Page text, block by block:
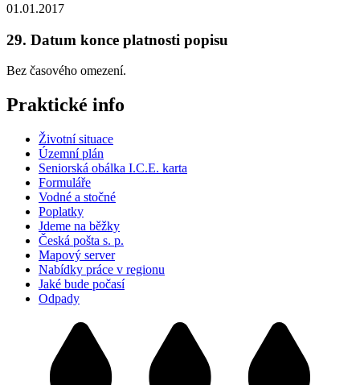
01.01.2017
29. Datum konce platnosti popisu
Bez časového omezení.
Praktické info
Životní situace
Územní plán
Seniorská obálka I.C.E. karta
Formuláře
Vodné a stočné
Poplatky
Jdeme na běžky
Česká pošta s. p.
Mapový server
Nabídky práce v regionu
Jaké bude počasí
Odpady